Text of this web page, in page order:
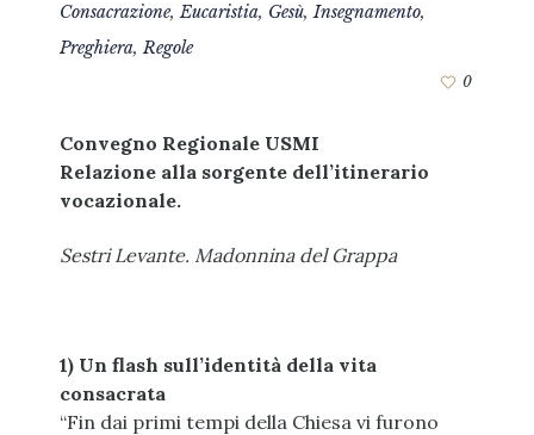
Consacrazione,Eucaristia, Gesù,Insegnamento,
Preghiera,Regole
0
Convegno Regionale USMI
Relazione alla sorgente dell’itinerario
vocazionale.
Sestri Levante. Madonnina del Grappa
1) Un flash sull’identità della vita
consacrata
“Fin dai primi tempi della Chiesa vi furono